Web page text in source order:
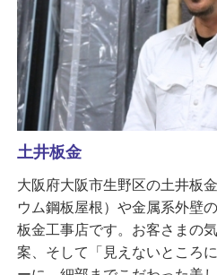
土井板金
大阪府大阪市生野区の土井板
ウム鋼板屋根）や金属系外壁
板金工事店です。お客さまの
案、そして「見えないところ